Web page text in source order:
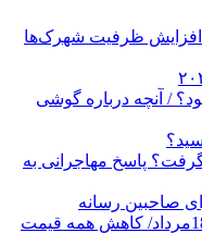
افزایش ظرفیت شهرک‌ها
/ آنچه درباره گوشی
پاسخ مهاجرانی به
صاحبین رسانه
قیمت طلا و سکه امروز یکشنبه 18مرداد/ کاهش همه قیمت